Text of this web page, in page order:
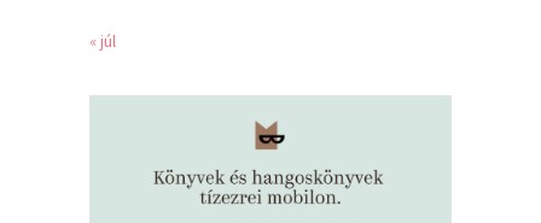
« júl